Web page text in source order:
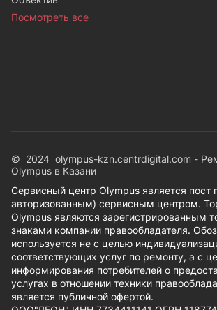
Посмотреть все
© 2024 olympus-kzn.centrdigital.com -
Olympus в Казани
Сервисный центр Olympus является пост
авторизованным) сервисным центром.
Olympus являются зарегистрированным
знаками компании правообладателя.
используется не с целью
соответствующих услуг по ремонту, а с
информирования потребителей о
услугах в отношении техники
является публичной офертой.